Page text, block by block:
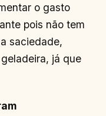
o gasto
pois não tem
saciedade,
já que